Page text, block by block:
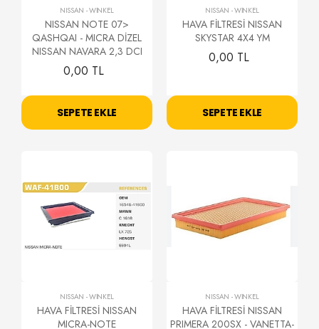
NISSAN -WİNKEL
NISSAN NOTE 07>
QASHQAI - MICRA DİZEL
NISSAN NAVARA 2,3 DCI
0,00 TL
SEPETE EKLE
NISSAN -WİNKEL
HAVA FİLTRESİ NISSAN
SKYSTAR 4X4 YM
0,00 TL
SEPETE EKLE
NISSAN -WİNKEL
HAVA FİLTRESİ NISSAN
MICRA-NOTE
NISSAN -WİNKEL
HAVA FİLTRESİ NISSAN
PRIMERA 200SX - VANETTA-